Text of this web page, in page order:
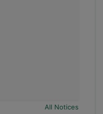
All Notices